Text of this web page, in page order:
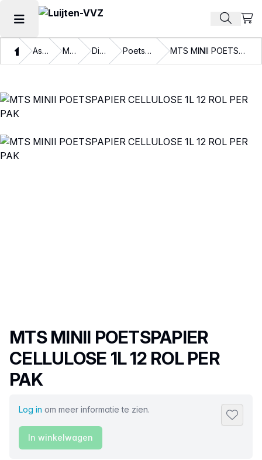
Hoofdmenu openen Zoek
ThuisAssortiment Materialen Disposables Poetspapier en doeken MTS MINII POETSPAPIER CELLULOSE 1L 12 ROL PER PAK
Productnaam
MTS MINII POETSPAPIER
CELLULOSE 1L 12 ROL PER
PAK
Log in om meer informatie te zien.
In winkelwagen